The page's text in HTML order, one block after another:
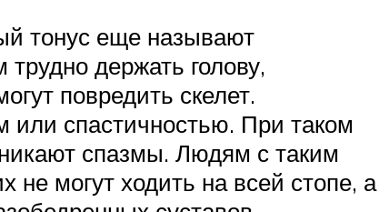
тонус еще называют
держать голову,
повредить скелет.
спастичностью. При таком
спазмы. Людям с таким
не могут ходить на всей стопе, а